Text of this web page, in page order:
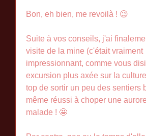
Bon, eh bien, me revoilà ! 😉
Suite à vos conseils, j'ai
visite de la mine (c'était vraiment
impressionnant, comme vous
excursion plus axée sur la
top de sortir un peu des sentiers
même réussi à choper une
malade ! 🤩